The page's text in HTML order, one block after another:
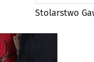
Stolarstwo